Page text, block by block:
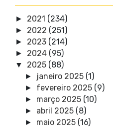
► 2021 (234)
► 2022 (251)
► 2023 (214)
► 2024 (95)
▼ 2025 (88)
► janeiro 2025 (1)
► fevereiro 2025 (9)
► março 2025 (10)
► abril 2025 (8)
► maio 2025 (16)